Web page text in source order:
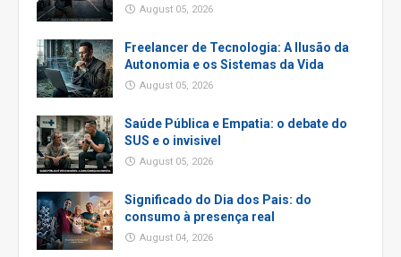
August 05, 2026
Freelancer de Tecnologia: A Ilusão da
Autonomia e os Sistemas da Vida
August 05, 2026
Saúde Pública e Empatia: o debate do
SUS e o invisivel
August 05, 2026
Significado do Dia dos Pais: do
consumo à presença real
August 04, 2026